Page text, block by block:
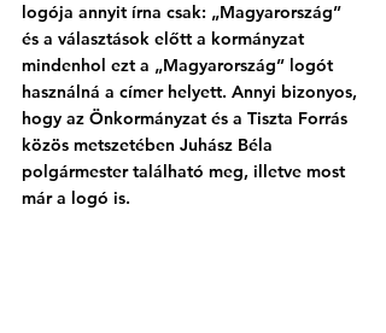
logója annyit írna csak: „Magyarország”
és a választások előtt a kormányzat
mindenhol ezt a „Magyarország” logót
használná a címer helyett. Annyi bizonyos,
hogy az Önkormányzat és a Tiszta Forrás
közös metszetében Juhász Béla
polgármester található meg, illetve most
már a logó is.